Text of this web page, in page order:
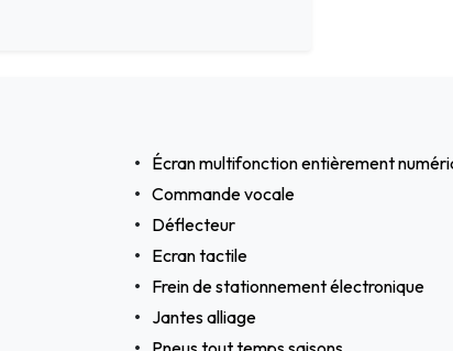
Écran multifonction entièrement
Commande vocale
Déflecteur
Ecran tactile
Frein de stationnement électronique
Jantes alliage